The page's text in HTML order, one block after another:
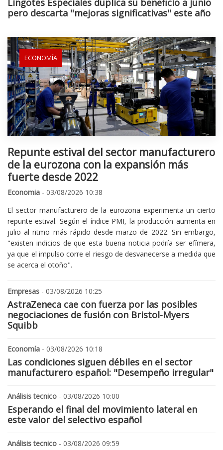
Lingotes Especiales duplica su beneficio a junio
pero descarta "mejoras significativas" este año
ECONOMÍA
Repunte estival del sector manufacturero
de la eurozona con la expansión más
fuerte desde 2022
Economia - 03/08/2026 10:38
El sector manufacturero de la eurozona experimenta un cierto
repunte estival. Según el índice PMI, la producción aumenta en
julio al ritmo más rápido desde marzo de 2022. Sin embargo,
"existen indicios de que esta buena noticia podría ser efímera,
ya que el impulso corre el riesgo de desvanecerse a medida que
se acerca el otoño".
Empresas - 03/08/2026 10:25
AstraZeneca cae con fuerza por las posibles
negociaciones de fusión con Bristol-Myers
Squibb
Economía - 03/08/2026 10:18
Las condiciones siguen débiles en el sector
manufacturero español: "Desempeño irregular"
Análisis tecnico - 03/08/2026 10:00
Esperando el final del movimiento lateral en
este valor del selectivo español
Análisis tecnico - 03/08/2026 09:59